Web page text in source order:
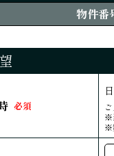
物件番
必須
※
※